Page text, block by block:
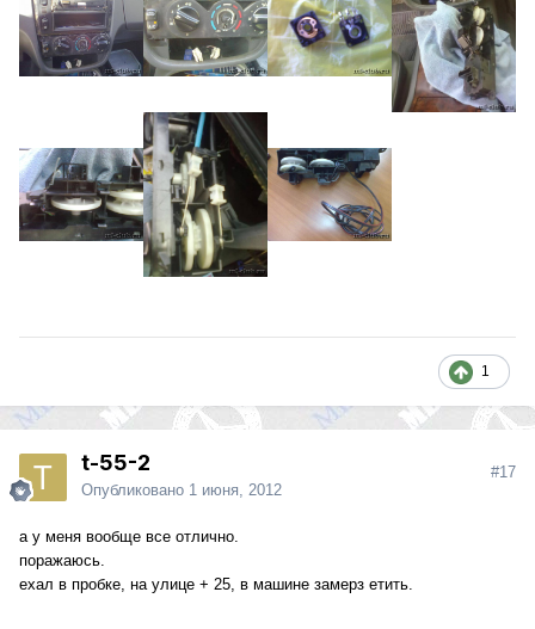
1
t-55-2
Опубликовано 1 июня, 2012
#17
а у меня вообще все отлично.
поражаюсь.
ехал в пробке, на улице + 25, в машине замерз етить.